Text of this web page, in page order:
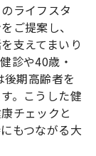
ライフスタ
ご提案し、
支えてまいり
診や40歳・
期高齢者を
。こうした健
チェックと
もつながる大